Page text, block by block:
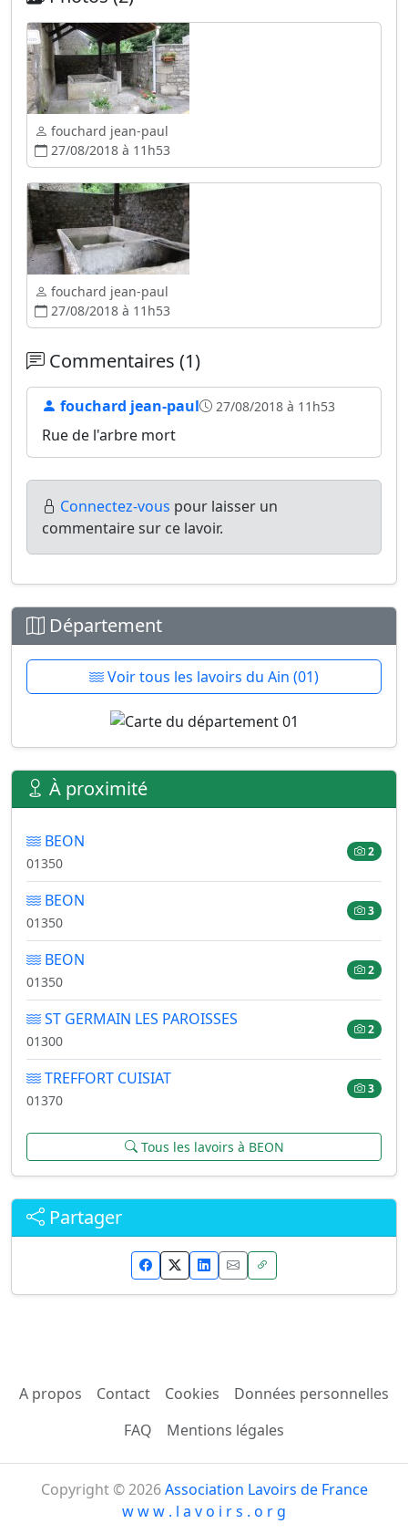
fouchard jean-paul
27/08/2018 à 11h53
fouchard jean-paul
27/08/2018 à 11h53
Commentaires (1)
fouchard jean-paul 27/08/2018 à 11h53
Rue de l'arbre mort
Connectez-vous pour laisser un
commentaire sur ce lavoir.
Département
Voir tous les lavoirs du Ain (01)
À proximité
BEON
01350
2
BEON
01350
3
BEON
01350
2
ST GERMAIN LES PAROISSES
01300
2
TREFFORT CUISIAT
01370
3
Tous les lavoirs à BEON
Partager
A propos Contact Cookies
Données personnelles
FAQ
Mentions légales
Copyright © 2026Association Lavoirs de France
w w w . l a v o i r s . o r g